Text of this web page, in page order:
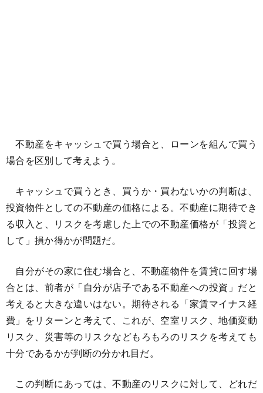
不動産をキャッシュで買う場合と、ローンを組んで買う
場合を区別して考えよう。
キャッシュで買うとき、買うか・買わないかの判断は、
投資物件としての不動産の価格による。不動産に期待でき
る収入と、リスクを考慮した上での不動産価格が「投資と
して」損か得かが問題だ。
自分がその家に住む場合と、不動産物件を賃貸に回す場
合とは、前者が「自分が店子である不動産への投資」だと
考えると大きな違いはない。期待される「家賃マイナス経
費」をリターンと考えて、これが、空室リスク、地価変動
リスク、災害等のリスクなどもろもろのリスクを考えても
十分であるかが判断の分かれ目だ。
この判断にあっては、不動産のリスクに対して、どれだ